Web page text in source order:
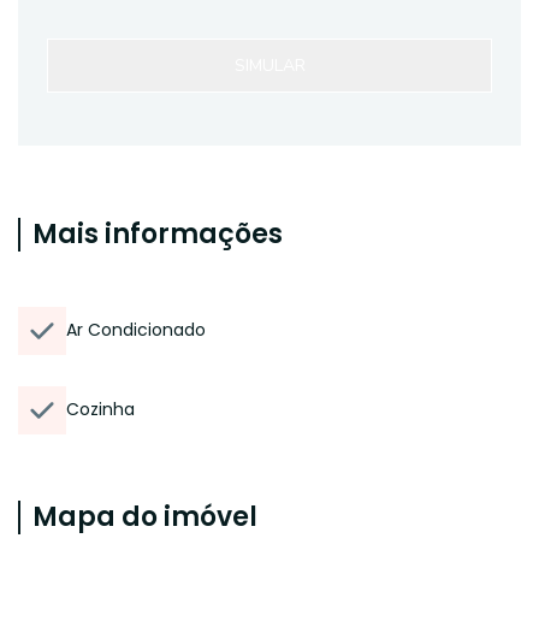
Mais informações
Ar Condicionado
Cozinha
Mapa do imóvel